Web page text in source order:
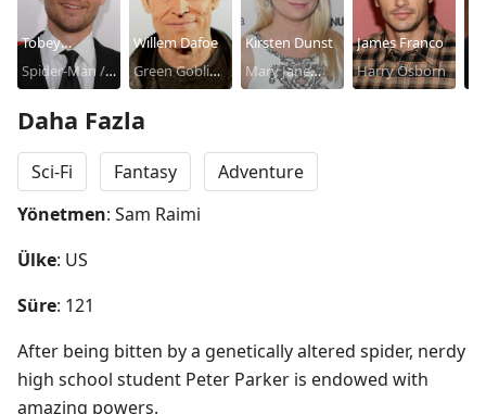
Tobey
Maguire
Spider-Man /
Willem Dafoe
Green Goblin /
Osborn
Kirsten Dunst
Mary Jane
James Franco
Harry Osborn
Daha Fazla
Sci-Fi Fantasy
Adventure
Yönetmen: Sam Raimi
Ülke: US
Süre: 121
After being bitten by a genetically altered spider, nerdy
high school student Peter Parker is endowed with
amazing powers.